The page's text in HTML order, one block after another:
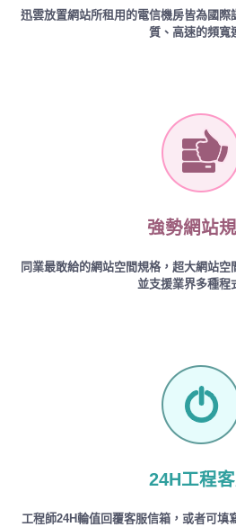
迅雲放置網站所租用的電信機房皆為國際
質、高速的頻寬
強勢網站
同業最敢給的網站空間規格，超大網站空
並支援業界多種程
24H工程
工程師24H輪值回覆客服信箱，或者可填